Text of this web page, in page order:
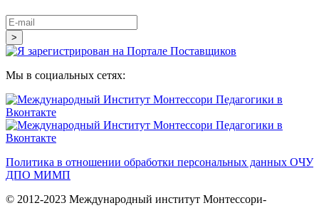
Mы в социальных сетях:
Политика в отношении обработки персональных данных ОЧУ
ДПО МИМП
© 2012-2023 Международный институт Монтессори-